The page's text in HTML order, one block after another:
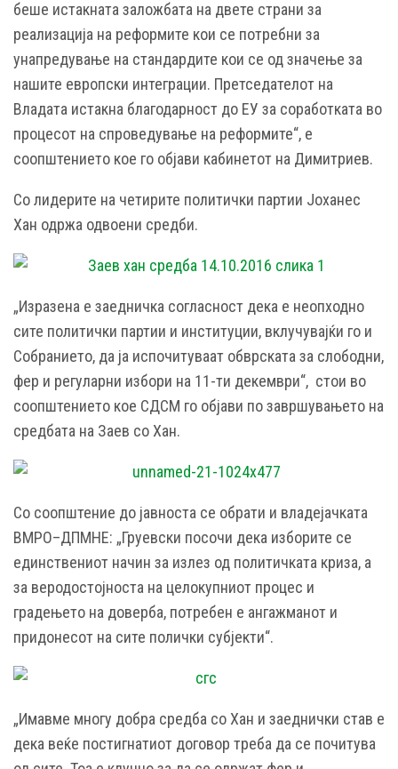
беше истакната заложбата на двете страни за
реализација на реформите кои се потребни за
унапредување на стандардите кои се од значење за
нашите европски интеграции. Претседателот на
Владата истакна благодарност до ЕУ за соработката во
процесот на спроведување на реформите“, е
соопштението кое го објави кабинетот на Димитриев.
Со лидерите на четирите политички партии Јоханес
Хан одржа одвоени средби.
„Изразена е заедничка согласност дека е неопходно
сите политички партии и институции, вклучувајќи го и
Собранието, да ја испочитуваат обврската за слободни,
фер и регуларни избори на 11-ти декември“, стои во
соопштението кое СДСМ го објави по завршувањето на
средбата на Заев со Хан.
Со соопштение до јавноста се обрати и владејачката
ВМРО–ДПМНЕ: „Груевски посочи дека изборите се
единствениот начин за излез од политичката криза, а
за веродостојноста на целокупниот процес и
градењето на доверба, потребен е ангажманот и
придонесот на сите полички субјекти“.
„Имавме многу добра средба со Хан и заеднички став е
дека веќе постигнатиот договор треба да се почитува